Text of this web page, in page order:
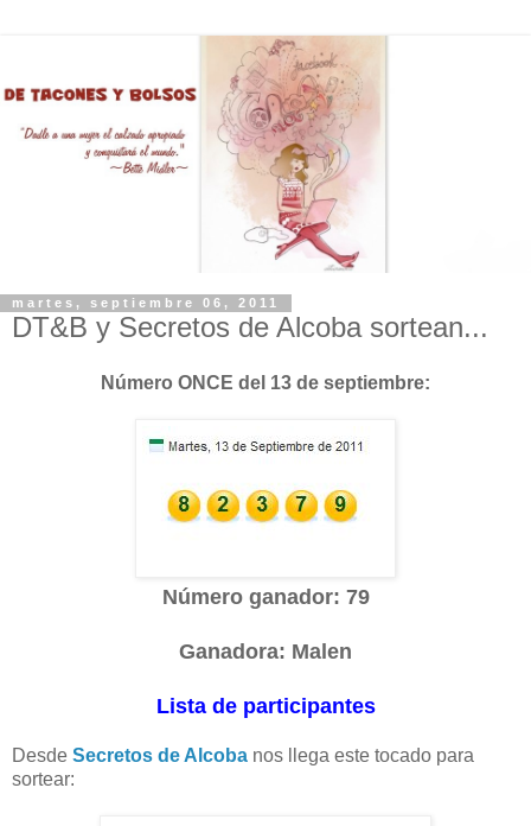
martes, septiembre 06, 2011
DT&B y Secretos de Alcoba sortean...
Número ONCE del 13 de septiembre:
Número ganador: 79
Ganadora: Malen
Lista de participantes
Desde Secretos de Alcoba nos llega este tocado para
sortear: